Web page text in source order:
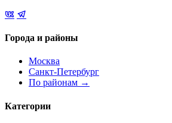
Города и районы
Москва
Санкт-Петербург
По районам →
Категории